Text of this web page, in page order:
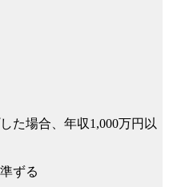
た場合、年収1,000万円以
ずる